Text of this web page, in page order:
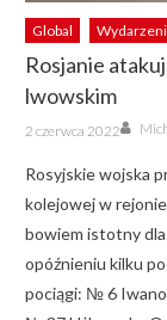
Global
Rosjanie
lwowskim
Posted
on
2 czerwca 2022
Rosyjskie wojska
kolejowej w
bowiem istotny dla
opóźnieniu kilku
pociągi: № 6